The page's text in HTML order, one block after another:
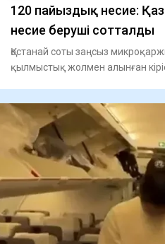
120 пайыздық несие:
несие беруші сотталды
Қостанай соты заңсыз
қылмыстық жолмен алынған